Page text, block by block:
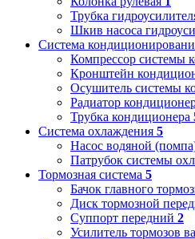
Трубка
Шкив насоса
Система
Компрессор системы
Кронштейн
Осушитель системы
Радиатор
Трубка кондиционера
Система охлаждения 5
Насос водяной
Патрубок системы
Тормозная система 5
Бачок главного
Диск тормозной
Суппорт передний 2
Усилитель тормозов